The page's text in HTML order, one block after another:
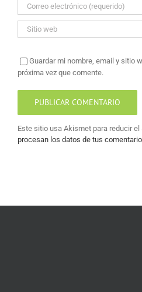
Guardar mi nombre, email y sitio
próxima vez que comente.
Este sitio usa Akismet para reducir el
procesan los datos de tus